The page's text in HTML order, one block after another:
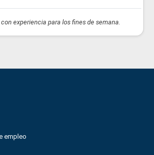
experiencia para los fines de semana.
empleo